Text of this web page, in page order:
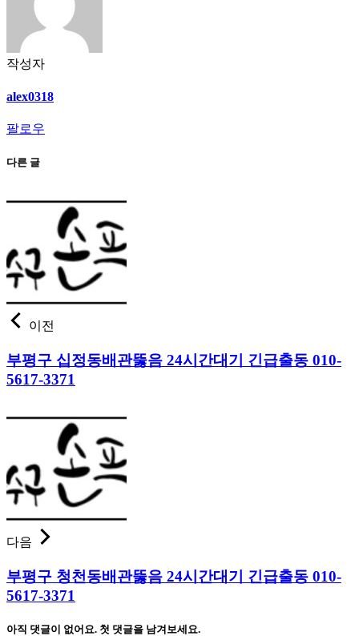
작성자
alex0318
팔로우
다른 글
이전
부평구 십정동배관뚫음 24시간대기 긴급출동 010-
5617-3371
다음
부평구 청천동배관뚫음 24시간대기 긴급출동 010-
5617-3371
아직 댓글이 없어요. 첫 댓글을 남겨보세요.